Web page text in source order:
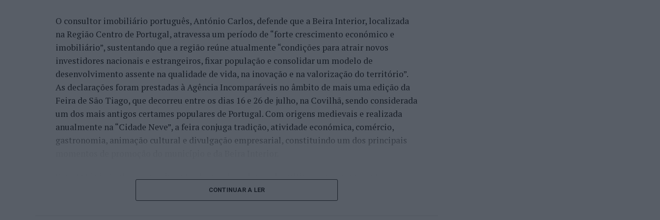
“A ‘Bienal de Artes e Ofícios’ vem na linha de continuidade do desenvolvimento desta
participação do município de Castelo Branco na ‘Rede das Cidades Criativas’. Temos uma
programação que está alocada a esta chancela e, dentro dessa programação, está também o
desenvolvimento desta ‘Bienal Internacional de Artes e Ofícios’”, referiu esta responsável,
que aproveitou para recordar que o município já promoveu anteriormente outras iniciativas
internacionais associadas à distinção da UNESCO.
“Já se fizeram outras atividades, nomeadamente o ‘Encontro Internacional de Cidades
Criativas e Desenvolvimento Sustentável’, o ‘Fórum Ibero-Americano das Cidades Criativas’
e, agora, este foi o desenvolvimento natural das atividades que estão muito ligadas às
Na sua perspetiva, mais do que organizar um congresso especializado, o objetivo consiste
em “criar um espaço permanente de diálogo entre cidades, instituições e especialistas”,
O consultor imobiliário português, António Carlos, defende que a Beira Interior, localizada
na Região Centro de Portugal, atravessa um período de “forte crescimento económico e
imobiliário”, sustentando que a região reúne atualmente “condições para atrair novos
investidores nacionais e estrangeiros, fixar população e consolidar um modelo de
desenvolvimento assente na qualidade de vida, na inovação e na valorização do território”.
As declarações foram prestadas à Agência Incomparáveis no âmbito de mais uma edição da
Feira de São Tiago, que decorreu entre os dias 16 e 26 de julho, na Covilhã, sendo considerada
um dos mais antigos certames populares de Portugal. Com origens medievais e realizada
anualmente na “Cidade Neve”, a feira conjuga tradição, atividade económica, comércio,
gastronomia, animação cultural e divulgação empresarial, constituindo um dos principais
Para António Carlos, o crescimento alcançado ao longo dos últimos anos representa o
cumprimento dos objetivos que traçou quando iniciou o seu percurso no setor imobiliário. O
empresário considera que o reconhecimento conquistado resulta da proximidade com a
CONTINUAR A LER